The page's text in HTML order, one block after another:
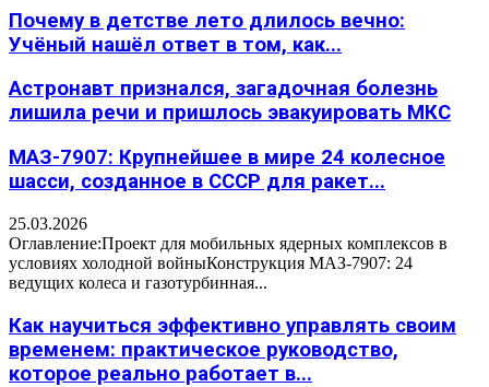
Почему в детстве лето длилось вечно:
Учёный нашёл ответ в том, как...
Астронавт признался, загадочная болезнь
лишила речи и пришлось эвакуировать МКС
МАЗ-7907: Крупнейшее в мире 24 колесное
шасси, созданное в СССР для ракет...
25.03.2026
Оглавление:Проект для мобильных ядерных комплексов в
условиях холодной войныКонструкция МАЗ-7907: 24
ведущих колеса и газотурбинная...
Как научиться эффективно управлять своим
временем: практическое руководство,
которое реально работает в...